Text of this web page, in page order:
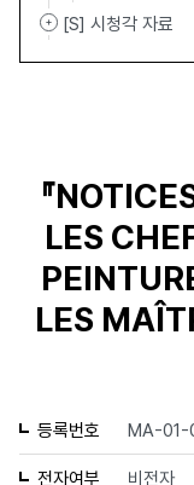
[S] 시청각 자료
『
LES
LES
등록번호 MA-01-
전자여부 비전자